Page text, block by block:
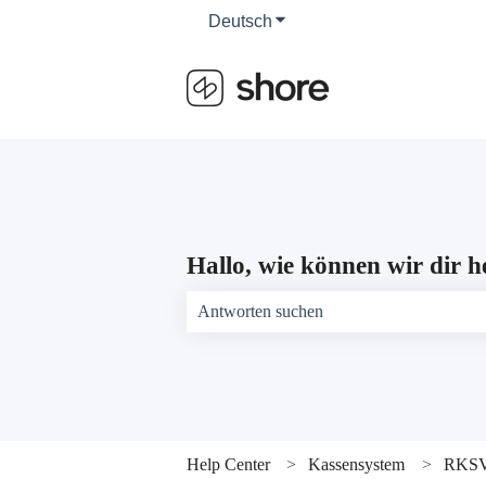
Deutsch Untermenü für
Hallo, wie können wir dir
Help Center Kassensystem